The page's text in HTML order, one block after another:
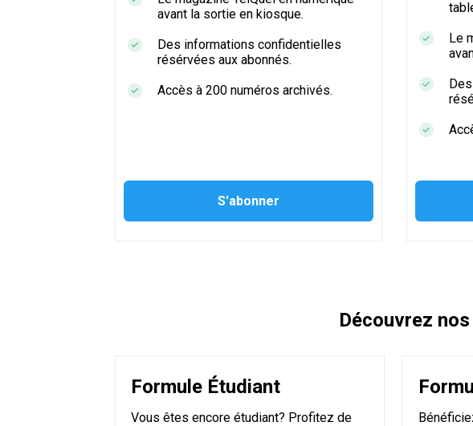
avant la sortie en kiosque.
Des informations confidentielles
résérvées aux abonnés.
Accès à 200 numéros archivés.
Le
Découvrez
Formule Étudiant
Vous êtes encore étudiant? Profitez de